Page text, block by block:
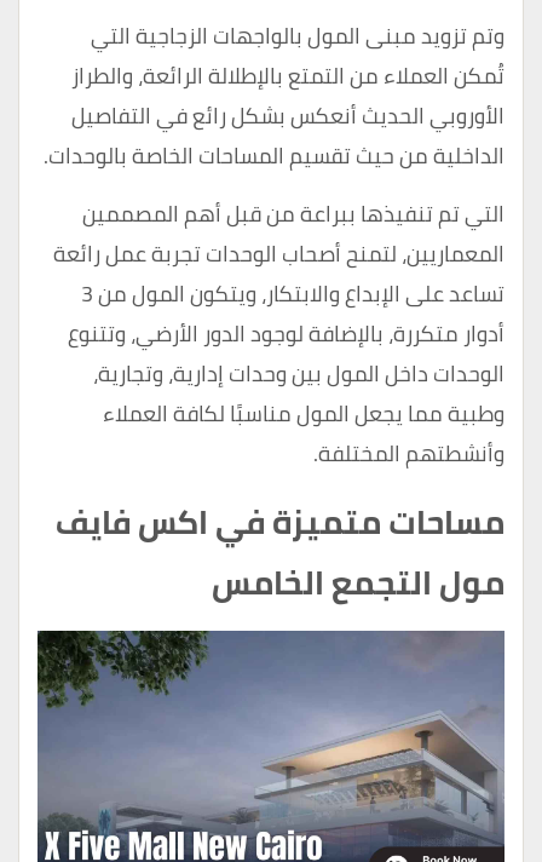
وتم تزويد مبنى المول بالواجهات الزجاجية التي
تُمكن العملاء من التمتع بالإطلالة الرائعة، والطراز
الأوروبي الحديث أنعكس بشكل رائع في التفاصيل
الداخلية من حيث تقسيم المساحات الخاصة بالوحدات.
التي تم تنفيذها ببراعة من قبل أهم المصممين
المعماريين، لتمنح أصحاب الوحدات تجربة عمل رائعة
تساعد على الإبداع والابتكار، ويتكون المول من 3
أدوار متكررة، بالإضافة لوجود الدور الأرضي، وتتنوع
الوحدات داخل المول بين وحدات إدارية، وتجارية،
وطبية مما يجعل المول مناسبًا لكافة العملاء
وأنشطتهم المختلفة.
مساحات متميزة في اكس فايف
مول التجمع الخامس